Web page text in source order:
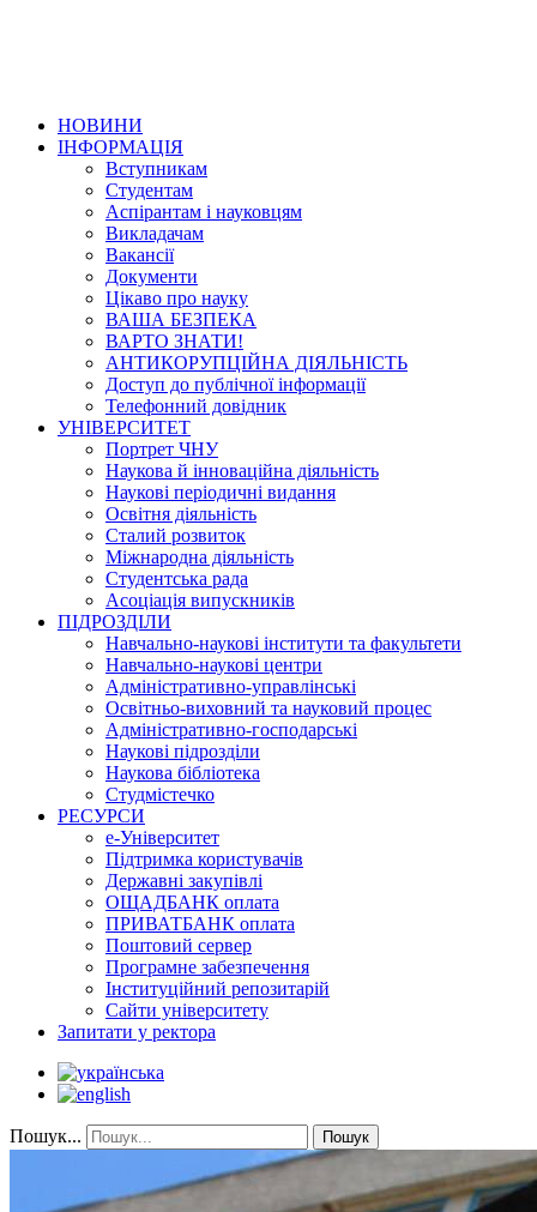
НОВИНИ
ІНФОРМАЦІЯ
Вступникам
Студентам
Аспірантам і науковцям
Викладачам
Вакансії
Документи
Цікаво про науку
ВАША БЕЗПЕКА
ВАРТО ЗНАТИ!
АНТИКОРУПЦІЙНА ДІЯЛЬНІСТЬ
Доступ до публічної інформації
Телефонний довідник
УНІВЕРСИТЕТ
Портрет ЧНУ
Наукова й інноваційна діяльність
Наукові періодичні видання
Освітня діяльність
Сталий розвиток
Міжнародна діяльність
Студентська рада
Асоціація випускників
ПІДРОЗДІЛИ
Навчально-наукові інститути та факультети
Навчально-наукові центри
Адміністративно-управлінські
Освітньо-виховний та науковий процес
Адміністративно-господарські
Наукові підрозділи
Наукова бібліотека
Студмістечко
РЕСУРСИ
е-Університет
Підтримка користувачів
Державні закупівлі
ОЩАДБАНК оплата
ПРИВАТБАНК оплата
Поштовий сервер
Програмне забезпечення
Інституційний репозитарій
Сайти університету
Запитати у ректора
Пошук... Пошук